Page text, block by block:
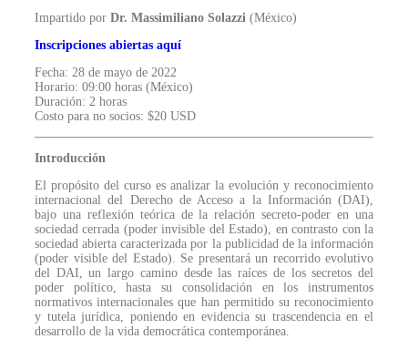
Impartido por Dr. Massimiliano Solazzi (México)
Inscripciones abiertas aquí
Fecha: 28 de mayo de 2022
Horario: 09:00 horas (México)
Duración: 2 horas
Costo para no socios: $20 USD
Introducción
El propósito del curso es analizar la evolución y reconocimiento
internacional del Derecho de Acceso a la Información (DAI),
bajo una reflexión teórica de la relación secreto-poder en una
sociedad cerrada (poder invisible del Estado), en contrasto con la
sociedad abierta caracterizada por la publicidad de la información
(poder visible del Estado). Se presentará un recorrido evolutivo
del DAI, un largo camino desde las raíces de los secretos del
poder político, hasta su consolidación en los instrumentos
normativos internacionales que han permitido su reconocimiento
y tutela jurídica, poniendo en evidencia su trascendencia en el
desarrollo de la vida democrática contemporánea.